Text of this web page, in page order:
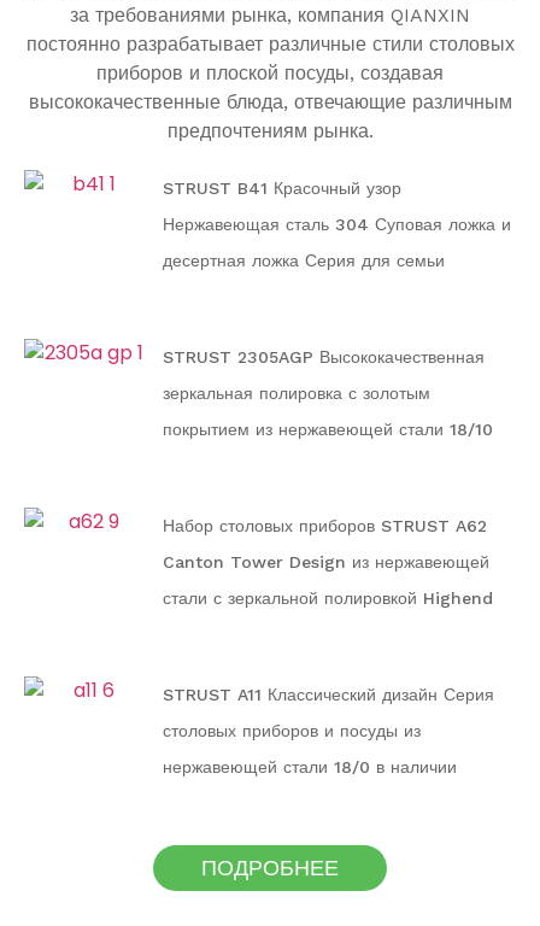
за требованиями рынка, компания QIANXIN
постоянно разрабатывает различные стили столовых
приборов и плоской посуды, создавая
высококачественные блюда, отвечающие различным
предпочтениям рынка.
STRUST B41 Красочный узор
Нержавеющая сталь 304 Суповая ложка и
десертная ложка Серия для семьи
STRUST 2305AGP Высококачественная
зеркальная полировка с золотым
покрытием из нержавеющей стали 18/10
Набор столовых приборов STRUST A62
Canton Tower Design из нержавеющей
стали с зеркальной полировкой Highend
STRUST A11 Классический дизайн Серия
столовых приборов и посуды из
нержавеющей стали 18/0 в наличии
ПОДРОБНЕЕ